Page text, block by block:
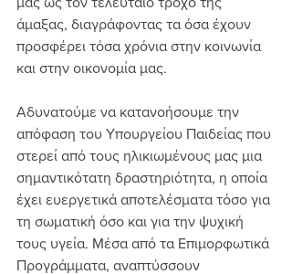
άμαξας, διαγράφοντας τα όσα έχουν
προσφέρει τόσα χρόνια στην κοινωνία
και στην οικονομία μας.
Αδυνατούμε να κατανοήσουμε την
απόφαση του Υπουργείου Παιδείας που
στερεί από τους ηλικιωμένους μας μια
σημαντικότατη δραστηριότητα, η οποία
έχει ευεργετικά αποτελέσματα τόσο για
τη σωματική όσο και για την ψυχική
τους υγεία. Μέσα από τα Επιμορφωτικά
Προγράμματα, αναπτύσσουν